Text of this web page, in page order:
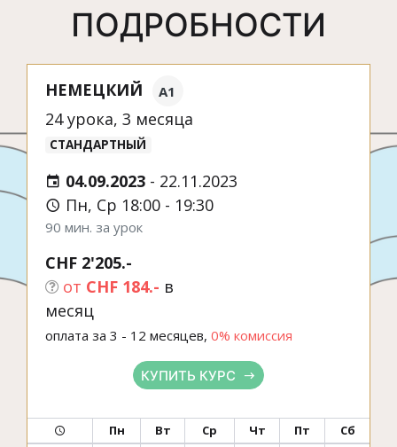
ПОДРОБНОСТИ
НЕМЕЦКИЙ A1
24 урока, 3 месяца
СТАНДАРТНЫЙ
04.09.2023 - 22.11.2023
Пн, Ср 18:00 - 19:30
90 мин. за урок
CHF 2'205.-
от CHF 184.- в
месяц
оплата за 3 - 12 месяцев, 0% комиссия
КУПИТЬ КУРС
Пн Вт Ср Чт Пт
Сб